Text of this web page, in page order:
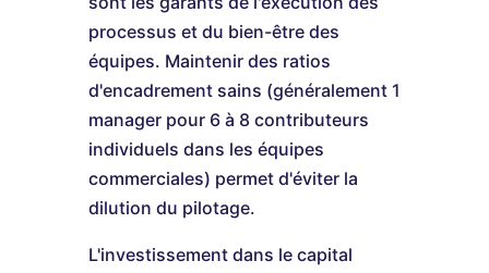
processus et du bien-être des
équipes. Maintenir des ratios
d'encadrement sains (généralement 1
manager pour 6 à 8 contributeurs
individuels dans les équipes
commerciales) permet d'éviter la
dilution du pilotage.
L'investissement dans le capital